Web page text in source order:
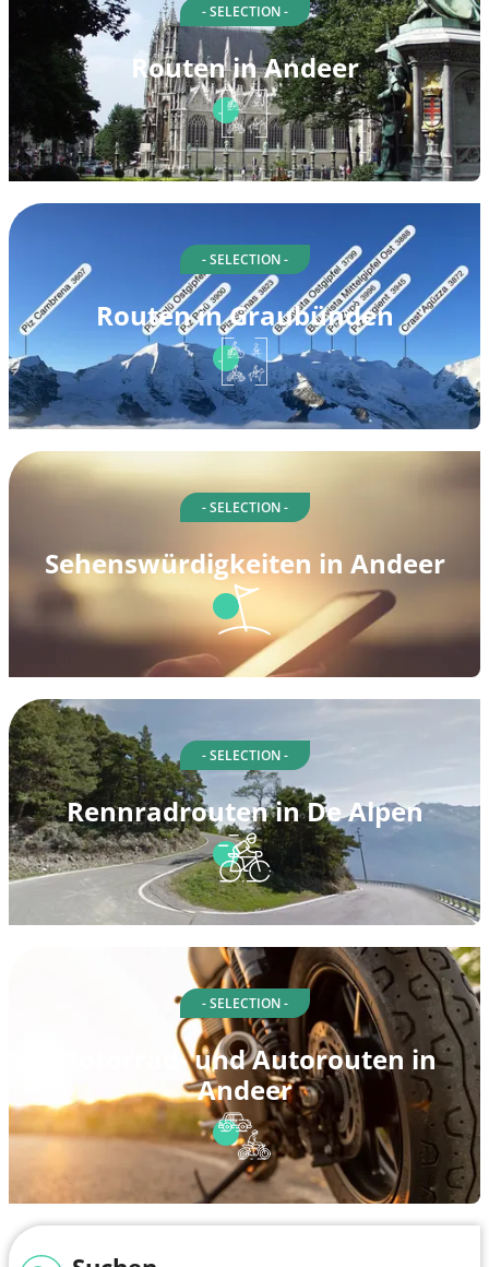
- SELECTION -
Routen in Andeer
- SELECTION -
Routen in Graubünden
- SELECTION -
Sehenswürdigkeiten in Andeer
- SELECTION -
Rennradrouten in De Alpen
- SELECTION -
Motorrad- und Autorouten in
Andeer